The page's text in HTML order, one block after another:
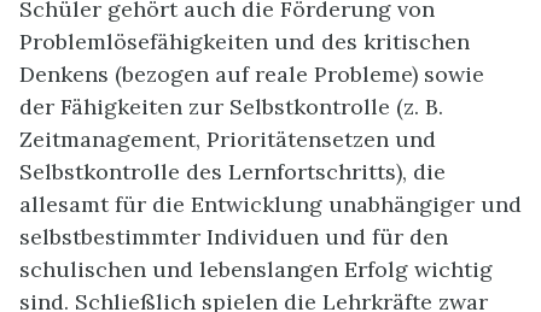
Schüler gehört auch die Förderung von
Problemlösefähigkeiten und des kritischen
Denkens (bezogen auf reale Probleme) sowie
der Fähigkeiten zur Selbstkontrolle (z. B.
Zeitmanagement, Prioritätensetzen und
Selbstkontrolle des Lernfortschritts), die
allesamt für die Entwicklung unabhängiger und
selbstbestimmter Individuen und für den
schulischen und lebenslangen Erfolg wichtig
sind. Schließlich spielen die Lehrkräfte zwar